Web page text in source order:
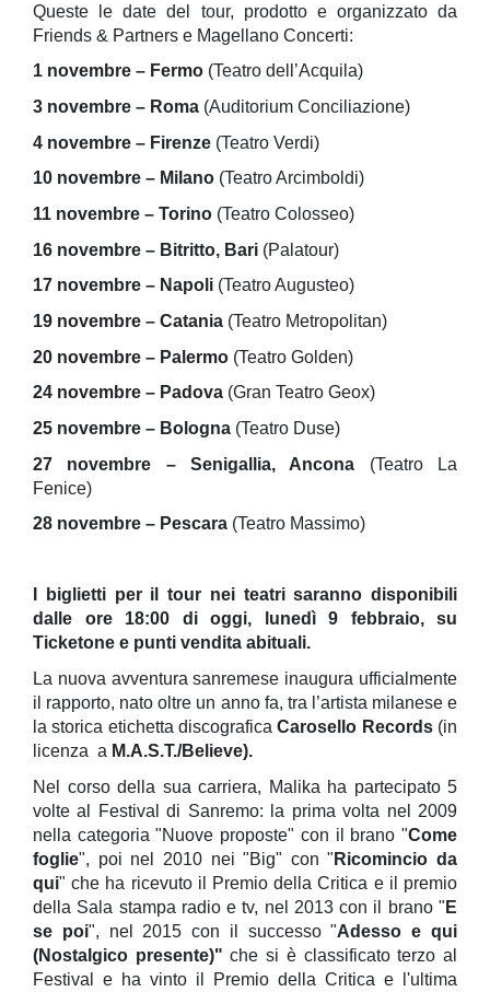
Queste le date del tour, prodotto e organizzato da
Friends & Partners e Magellano Concerti:
1 novembre – Fermo (Teatro dell’Acquila)
3 novembre – Roma (Auditorium Conciliazione)
4 novembre – Firenze (Teatro Verdi)
10 novembre – Milano (Teatro Arcimboldi)
11 novembre – Torino (Teatro Colosseo)
16 novembre – Bitritto, Bari (Palatour)
17 novembre – Napoli (Teatro Augusteo)
19 novembre – Catania (Teatro Metropolitan)
20 novembre – Palermo (Teatro Golden)
24 novembre – Padova (Gran Teatro Geox)
25 novembre – Bologna (Teatro Duse)
27 novembre – Senigallia, Ancona (Teatro La
Fenice)
28 novembre – Pescara (Teatro Massimo)
I biglietti per il tour nei teatri saranno disponibili
dalle ore 18:00 di oggi, lunedì 9 febbraio, su
Ticketone e punti vendita abituali.
La nuova avventura sanremese inaugura ufficialmente
il rapporto, nato oltre un anno fa, tra l’artista milanese e
la storica etichetta discograficaCarosello Records (in
licenza a M.A.S.T./Believe).
Nel corso della sua carriera, Malika ha partecipato 5
volte al Festival di Sanremo: la prima volta nel 2009
nella categoria "Nuove proposte" con il brano "Come
foglie", poi nel 2010 nei "Big" con " Ricomincio da
qui" che ha ricevuto il Premio della Critica e il premio
della Sala stampa radio e tv, nel 2013 con il brano " E
se poi", nel 2015 con il successo "Adesso e qui
(Nostalgico presente)" che si è classificato terzo al
Festival e ha vinto il Premio della Critica e l'ultima